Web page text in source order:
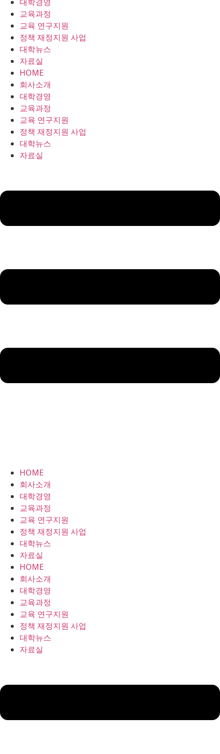
교육과정
교육 연구지원
정책 재정지원 사업
대학뉴스
자료실
HOME
회사소개
대학경영
교육과정
교육 연구지원
정책 재정지원 사업
대학뉴스
자료실
HOME
회사소개
대학경영
교육과정
교육 연구지원
정책 재정지원 사업
대학뉴스
자료실
HOME
회사소개
대학경영
교육과정
교육 연구지원
정책 재정지원 사업
대학뉴스
자료실